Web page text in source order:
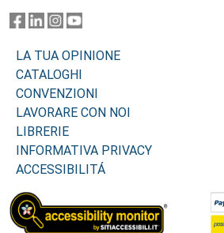
LA TUA OPINIONE
CATALOGHI
CONVENZIONI
LAVORARE CON NOI
LIBRERIE
INFORMATIVA PRIVACY
ACCESSIBILITÁ